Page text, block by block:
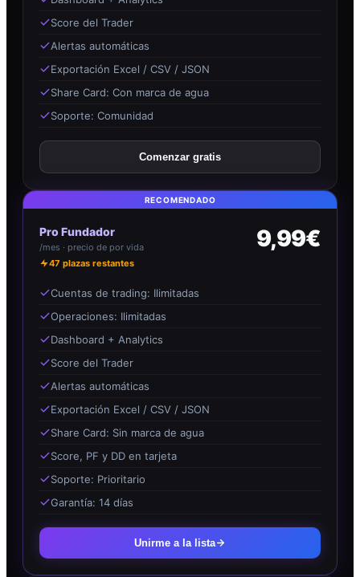
Score del Trader
Alertas automáticas
Exportación Excel / CSV / JSON
Share Card: Con marca de agua
Soporte: Comunidad
Comenzar gratis
RECOMENDADO
Pro Fundador
/mes · precio de por vida
47 plazas restantes
9,99€
Cuentas de trading: Ilimitadas
Operaciones: Ilimitadas
Dashboard + Analytics
Score del Trader
Alertas automáticas
Exportación Excel / CSV / JSON
Share Card: Sin marca de agua
Score, PF y DD en tarjeta
Soporte: Prioritario
Garantía: 14 días
Unirme a la lista